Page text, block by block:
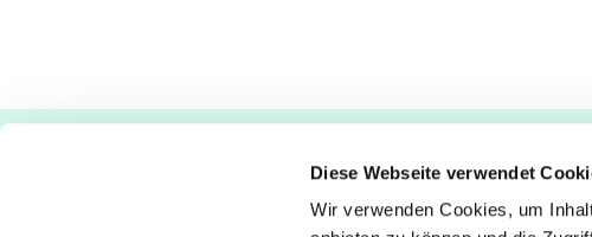
Diese Webseite verwendet
Wir verwenden Cookies, um
Ev.-luth. Kirchengemeinde Paderborn
Bastfelder Weg 30 - 33098 Paderborn